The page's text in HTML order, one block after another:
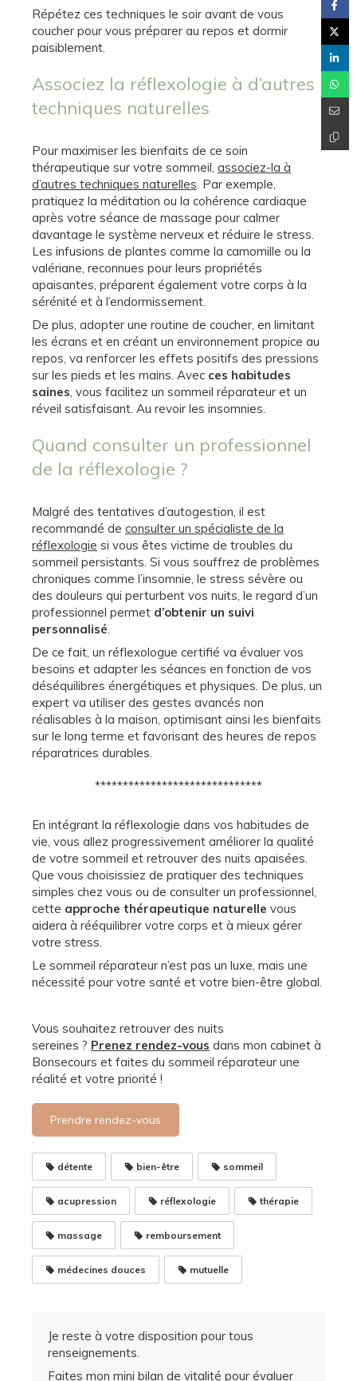
Répétez ces techniques le soir avant de vous
coucher pour vous préparer au repos et dormir
paisiblement.
Associez la réflexologie à d’autres
techniques naturelles
Pour maximiser les bienfaits de ce soin
thérapeutique sur votre sommeil, associez-la à
d’autres techniques naturelles . Par exemple,
pratiquez la méditation ou la cohérence cardiaque
après votre séance de massage pour calmer
davantage le système nerveux et réduire le stress.
Les infusions de plantes comme la camomille ou la
valériane, reconnues pour leurs propriétés
apaisantes, préparent également votre corps à la
sérénité et à l’endormissement.
De plus, adopter une routine de coucher, en limitant
les écrans et en créant un environnement propice au
repos, va renforcer les effets positifs des pressions
sur les pieds et les mains. Avec ces habitudes
saines , vous facilitez un sommeil réparateur et un
réveil satisfaisant. Au revoir les insomnies.
Quand consulter un professionnel
de la réflexologie ?
Malgré des tentatives d’autogestion, il est
recommandé de consulter un spécialiste de la
réflexologie si vous êtes victime de troubles du
sommeil persistants. Si vous souffrez de problèmes
chroniques comme l’insomnie, le stress sévère ou
des douleurs qui perturbent vos nuits, le regard d’un
professionnel permet d’obtenir un suivi
personnalisé
De ce fait, un réflexologue certifié va évaluer vos
besoins et adapter les séances en fonction de vos
déséquilibres énergétiques et physiques. De plus, un
expert va utiliser des gestes avancés non
réalisables à la maison, optimisant ainsi les bienfaits
sur le long terme et favorisant des heures de repos
réparatrices durables.
******************************
En intégrant la réflexologie dans vos habitudes de
vie, vous allez progressivement améliorer la qualité
de votre sommeil et retrouver des nuits apaisées.
Que vous choisissiez de pratiquer des techniques
simples chez vous ou de consulter un professionnel,
cette approche thérapeutique naturelle vous
aidera à rééquilibrer votre corps et à mieux gérer
votre stress.
Le sommeil réparateur n’est pas un luxe, mais une
nécessité pour votre santé et votre bien-être global.
Vous souhaitez retrouver des nuits
sereines ? Prenez rendez-vous dans mon cabinet à
Bonsecours et faites du sommeil réparateur une
réalité et votre priorité !
Prendre rendez-vous
détente bien-être sommeil
acupression réflexologie thérapie
massage remboursement
médecines douces mutuelle
Je reste à votre disposition pour tous
renseignements.
Faites mon mini bilan de vitalité pour évaluer